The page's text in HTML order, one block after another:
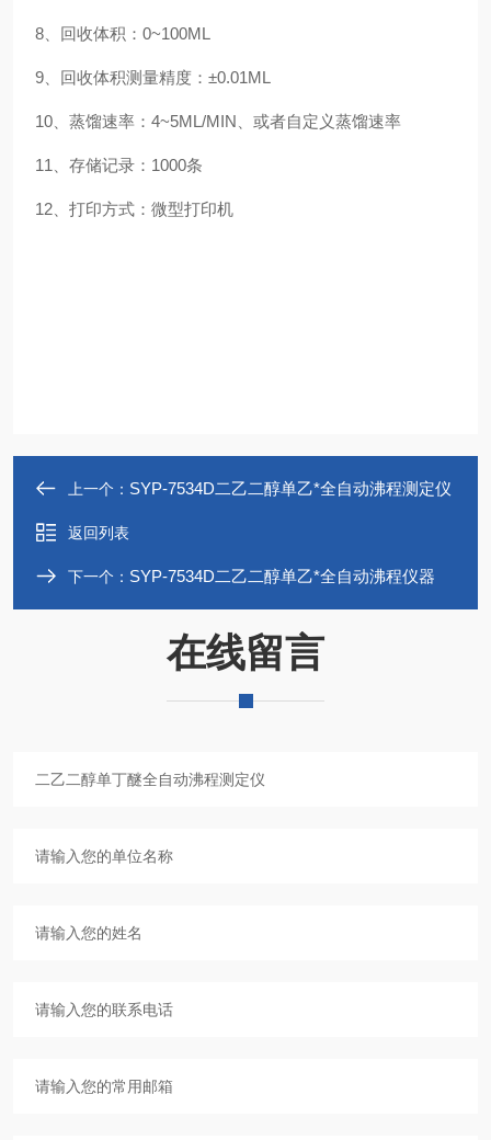
8、回收体积：0~100ML
9、回收体积测量精度：±0.01ML
10、蒸馏速率：4~5ML/MIN、或者自定义蒸馏速率
11、存储记录：1000条
12、打印方式：微型打印机
上一个： SYP-7534D二乙二醇单乙*全自动沸程测定仪
返回列表
下一个： SYP-7534D二乙二醇单乙*全自动沸程仪器
在线留言